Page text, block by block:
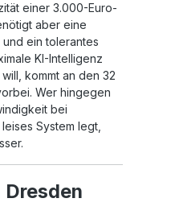
einer 3.000-Euro-
aber eine
ein tolerantes
KI-Intelligenz
kommt an den 32
Wer hingegen
bei
System legt,